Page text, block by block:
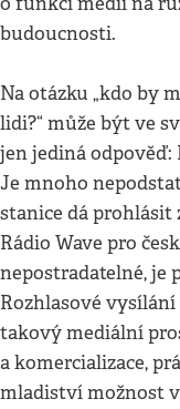
budoucnosti.
Na otázku „kdo by
lidi?“ může být ve
jen jediná odpověď:
Je mnoho
stanice dá prohlásit
Rádio Wave pro
nepostradatelné, je
Rozhlasové vysílání
takový mediální
a komercializace,
mladiství možnost